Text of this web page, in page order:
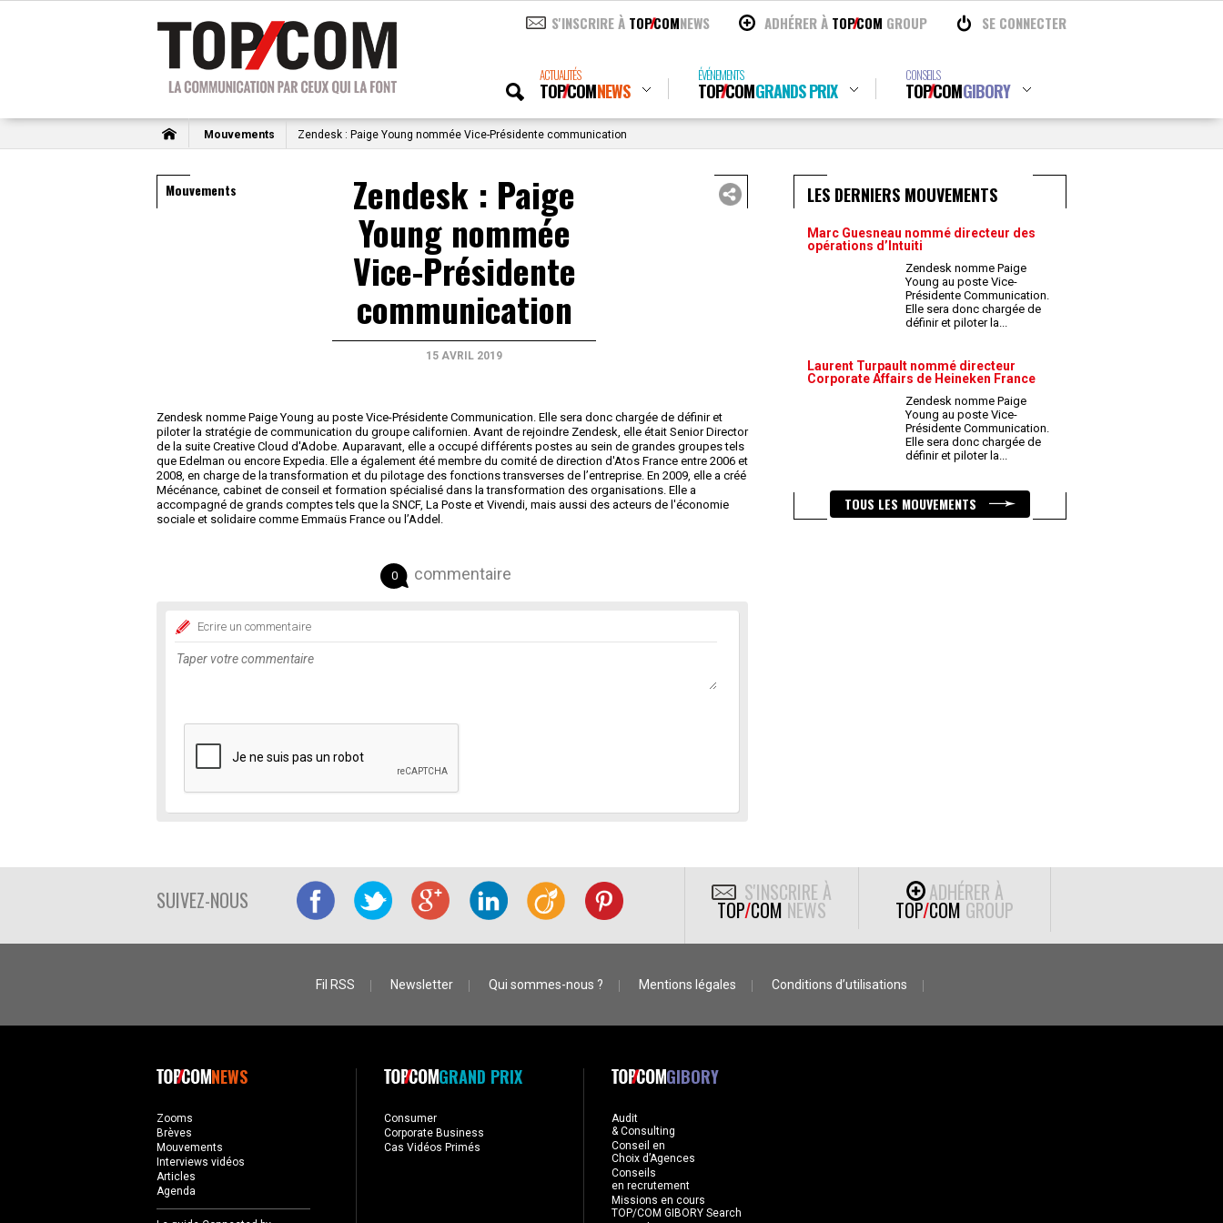
S'INSCRIRE À TOPCOMNEWS ADHÉRER À TOPCOM GROUP SE CONNECTER
ACTUALITÉS
TOPCOMNEWS
ÉVÉNEMENTS
TOPCOMGRANDS PRIX
CONSEILS
TOPCOMGIBORY
Mouvements Zendesk : Paige Young nommée Vice-Présidente communication
Mouvements Zendesk : Paige
Young nommée
Vice-Présidente
communication
15 AVRIL 2019
Zendesk nomme Paige Young au poste Vice-Présidente Communication. Elle sera donc chargée de définir et
piloter la stratégie de communication du groupe californien. Avant de rejoindre Zendesk, elle était Senior Director
de la suite Creative Cloud d'Adobe. Auparavant, elle a occupé différents postes au sein de grandes groupes tels
que Edelman ou encore Expedia. Elle a également été membre du comité de direction d'Atos France entre 2006 et
2008, en charge de la transformation et du pilotage des fonctions transverses de l’entreprise. En 2009, elle a créé
Mécénance, cabinet de conseil et formation spécialisé dans la transformation des organisations. Elle a
accompagné de grands comptes tels que la SNCF, La Poste et Vivendi, mais aussi des acteurs de l'économie
sociale et solidaire comme Emmaüs France ou l’Addel.
0 commentaire
Ecrire un commentaire
LES DERNIERS MOUVEMENTS
Marc Guesneau nommé directeur des
opérations d’Intuiti
Zendesk nomme Paige
Young au poste Vice-
Présidente Communication.
Elle sera donc chargée de
définir et piloter la...
Laurent Turpault nommé directeur
Corporate Affairs de Heineken France
Zendesk nomme Paige
Young au poste Vice-
Présidente Communication.
Elle sera donc chargée de
définir et piloter la...
TOUS LES MOUVEMENTS
SUIVEZ-NOUS S'INSCRIRE À
TOP/COM NEWS
ADHÉRER À
TOP/COM GROUP
Fil RSS Newsletter Qui sommes-nous ? Mentions légales Conditions d’utilisations
NEWS
Zooms
Brèves
Mouvements
Interviews vidéos
Articles
Agenda
GRAND PRIX
Consumer
Corporate Business
Cas Vidéos Primés
GIBORY
Audit
& Consulting
Conseil en
Choix d’Agences
Conseils
en recrutement
Missions en cours
TOP/COM GIBORY Search